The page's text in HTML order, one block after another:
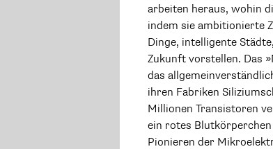
arbeiten heraus, wohin
indem sie ambitionierte
Dinge, intelligente
Zukunft vorstellen. Das
das
ihren Fabriken
Millionen Transistoren
ein rotes
Pionieren der